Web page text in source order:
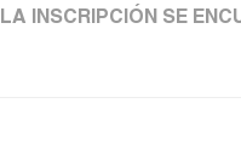
LA INSCRIPCIÓN SE